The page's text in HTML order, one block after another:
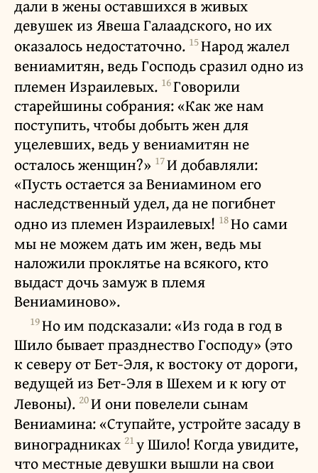
дали в жены оставшихся в живых
девушек из Явеша Галаадского, но их
оказалось недостаточно. 15Народ жалел
вениамитян, ведь Господь сразил одно из
племен Израилевых. 16Говорили
старейшины собрания: «Как же нам
поступить, чтобы добыть жен для
уцелевших, ведь у вениамитян не
осталось женщин?» 17И добавляли:
«Пусть остается за Вениамином его
наследственный удел, да не погибнет
одно из племен Израилевых! 18Но сами
мы не можем дать им жен, ведь мы
наложили проклятье на всякого, кто
выдаст дочь замуж в племя
Вениаминово».
19Но им подсказали: «Из года в год в
Шило бывает празднество Господу» (это
к северу от Бет-Эля, к востоку от дороги,
ведущей из Бет-Эля в Шехем и к югу от
Левоны). 20И они повелели сынам
Вениамина: «Ступайте, устройте засаду в
виноградниках 21у Шило! Когда увидите,
что местные девушки вышли на свои